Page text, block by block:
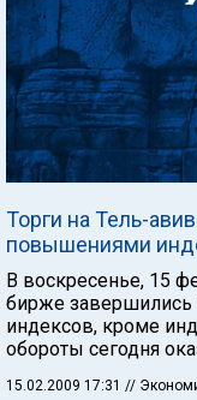
Торги на Тель-
повышениями
В воскресенье, 15
бирже
индексов, кроме
обороты сегодня
15.02.2009 17:31 //